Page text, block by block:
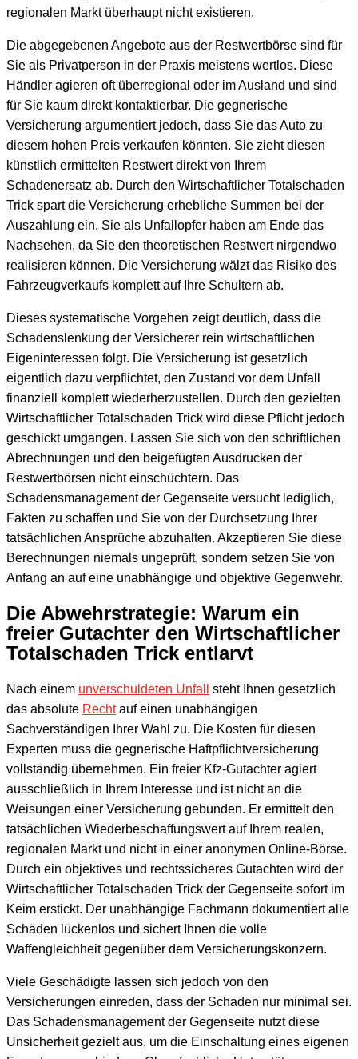
regionalen Markt überhaupt nicht existieren.
Die abgegebenen Angebote aus der Restwertbörse sind für
Sie als Privatperson in der Praxis meistens wertlos. Diese
Händler agieren oft überregional oder im Ausland und sind
für Sie kaum direkt kontaktierbar. Die gegnerische
Versicherung argumentiert jedoch, dass Sie das Auto zu
diesem hohen Preis verkaufen könnten. Sie zieht diesen
künstlich ermittelten Restwert direkt von Ihrem
Schadenersatz ab. Durch den Wirtschaftlicher Totalschaden
Trick spart die Versicherung erhebliche Summen bei der
Auszahlung ein. Sie als Unfallopfer haben am Ende das
Nachsehen, da Sie den theoretischen Restwert nirgendwo
realisieren können. Die Versicherung wälzt das Risiko des
Fahrzeugverkaufs komplett auf Ihre Schultern ab.
Dieses systematische Vorgehen zeigt deutlich, dass die
Schadenslenkung der Versicherer rein wirtschaftlichen
Eigeninteressen folgt. Die Versicherung ist gesetzlich
eigentlich dazu verpflichtet, den Zustand vor dem Unfall
finanziell komplett wiederherzustellen. Durch den gezielten
Wirtschaftlicher Totalschaden Trick wird diese Pflicht jedoch
geschickt umgangen. Lassen Sie sich von den schriftlichen
Abrechnungen und den beigefügten Ausdrucken der
Restwertbörsen nicht einschüchtern. Das
Schadensmanagement der Gegenseite versucht lediglich,
Fakten zu schaffen und Sie von der Durchsetzung Ihrer
tatsächlichen Ansprüche abzuhalten. Akzeptieren Sie diese
Berechnungen niemals ungeprüft, sondern setzen Sie von
Anfang an auf eine unabhängige und objektive Gegenwehr.
Die Abwehrstrategie: Warum ein
freier Gutachter den Wirtschaftlicher
Totalschaden Trick entlarvt
Nach einem unverschuldeten Unfall
steht Ihnen gesetzlich
das absolute Rechtauf einen unabhängigen
Sachverständigen Ihrer Wahl zu. Die Kosten für diesen
Experten muss die gegnerische Haftpflichtversicherung
vollständig übernehmen. Ein freier Kfz-Gutachter agiert
ausschließlich in Ihrem Interesse und ist nicht an die
Weisungen einer Versicherung gebunden. Er ermittelt den
tatsächlichen Wiederbeschaffungswert auf Ihrem realen,
regionalen Markt und nicht in einer anonymen Online-Börse.
Durch ein objektives und rechtssicheres Gutachten wird der
Wirtschaftlicher Totalschaden Trick der Gegenseite sofort im
Keim erstickt. Der unabhängige Fachmann dokumentiert alle
Schäden lückenlos und sichert Ihnen die volle
Waffengleichheit gegenüber dem Versicherungskonzern.
Viele Geschädigte lassen sich jedoch von den
Versicherungen einreden, dass der Schaden nur minimal sei.
Das Schadensmanagement der Gegenseite nutzt diese
Unsicherheit gezielt aus, um die Einschaltung eines eigenen